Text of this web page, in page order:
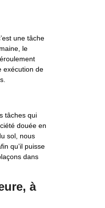
une tâche
le
exécution de
tâches qui
douée en
sol, nous
qu’il puisse
dans
à